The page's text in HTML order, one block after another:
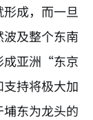
成，而一旦
及整个东南
成亚洲“东京
持将极大加
东为龙头的